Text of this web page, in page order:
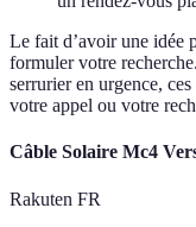
Le fait d’avoir une idée
formuler votre
serrurier en urgence,
votre appel ou votre
Câble Solaire Mc4
Rakuten FR